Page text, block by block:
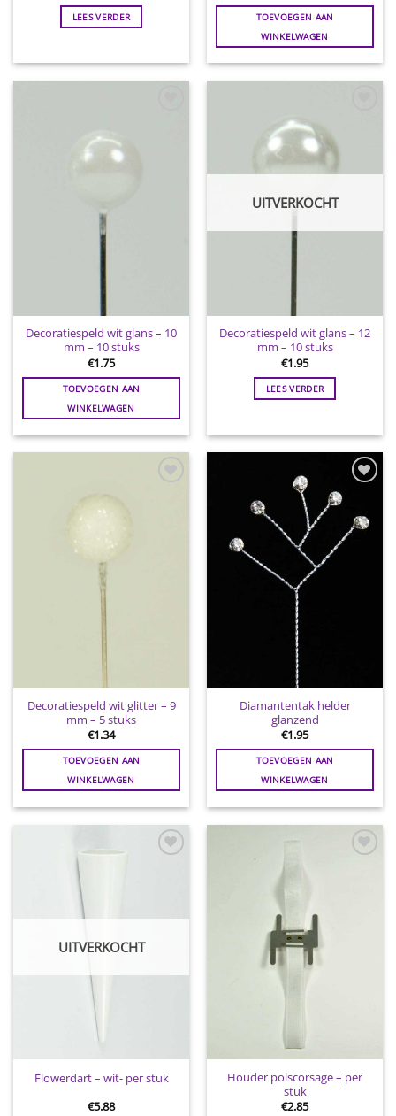
LEES VERDER
TOEVOEGEN AAN
WINKELWAGEN
Decoratiespeld wit glans – 10
mm – 10 stuks
€1.75
TOEVOEGEN AAN
WINKELWAGEN
wenslijst
UITVERKOCHT
Decoratiespeld wit glans – 12
mm – 10 stuks
€1.95
LEES VERDER
Decoratiespeld wit glitter – 9
mm – 5 stuks
€1.34
TOEVOEGEN AAN
WINKELWAGEN
Toevoegen
aan
wenslijst
Diamantentak helder
glanzend
€1.95
TOEVOEGEN AAN
WINKELWAGEN
UITVERKOCHT
Flowerdart – wit- per stuk
€5.88
Houder polscorsage – per
stuk
€2.85